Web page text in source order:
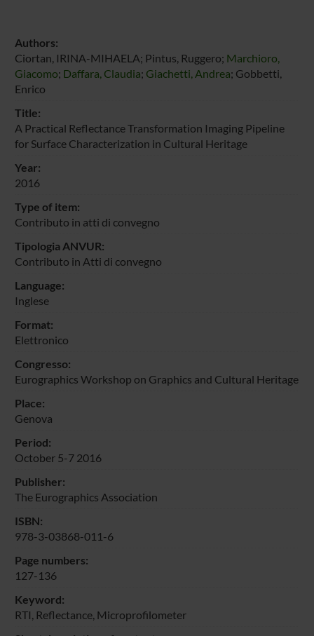
Authors:
Ciortan, IRINA-MIHAELA; Pintus, Ruggero; Marchioro,
Giacomo; Daffara, Claudia; Giachetti, Andrea; Gobbetti,
Enrico
Title:
A Practical Reflectance Transformation Imaging Pipeline
for Surface Characterization in Cultural Heritage
Year:
2016
Type of item:
Contributo in atti di convegno
Tipologia ANVUR:
Contributo in Atti di convegno
Language:
Inglese
Format:
Elettronico
Congresso:
Eurographics Workshop on Graphics and Cultural Heritage
Place:
Genova
Period:
October 5-7 2016
Publisher:
The Eurographics Association
ISBN:
978-3-03868-011-6
Page numbers:
127-136
Keyword:
RTI, Reflectance, Microprofilometer